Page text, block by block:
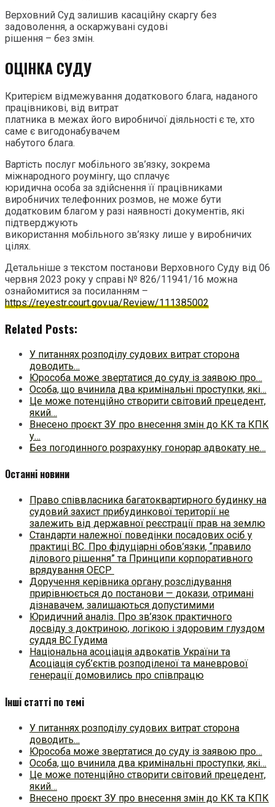
Верховний Суд залишив касаційну скаргу без
задоволення, а оскаржувані судові
рішення – без змін.
ОЦІНКА СУДУ
Критерієм відмежування додаткового блага, наданого
працівникові, від витрат
платника в межах його виробничої діяльності є те, хто
саме є вигодонабувачем
набутого блага.
Вартість послуг мобільного зв’язку, зокрема
міжнародного роумінгу, що сплачує
юридична особа за здійснення її працівниками
виробничих телефонних розмов, не може бути
додатковим благом у разі наявності документів, які
підтверджують
використання мобільного зв’язку лише у виробничих
цілях.
Детальніше з текстом постанови Верховного Суду від 06
червня 2023 року у справі № 826/11941/16 можна
ознайомитися за посиланням –
https://reyestr.court.gov.ua/Review/111385002
Related Posts:
У питаннях розподілу судових витрат сторона
доводить…
Юрособа може звертатися до суду із заявою про…
Особа, що вчинила два кримінальні проступки, які…
Це може потенційно створити світовий прецедент,
який…
Внесено проєкт ЗУ про внесення змін до КК та КПК
у…
Без погодинного розрахунку гонорар адвокату не…
Останні новини
Право співвласника багатоквартирного будинку на
судовий захист прибудинкової території не
залежить від державної реєстрації прав на землю
Стандарти належної поведінки посадових осіб у
практиці ВC. Про фідуціарні обов’язки, “правило
ділового рішення” та Принципи корпоративного
врядування ОЕСР
Доручення керівника органу розслідування
прирівнюється до постанови — докази, отримані
дізнавачем, залишаються допустимими
Юридичний аналіз. Про зв’язок практичного
досвіду з доктриною, логікою і здоровим глуздом
суддя ВС Гудима
Національна асоціація адвокатів України та
Асоціація суб’єктів розподіленої та маневрової
генерації домовились про співпрацю
Інші статті по темі
У питаннях розподілу судових витрат сторона
доводить…
Юрособа може звертатися до суду із заявою про…
Особа, що вчинила два кримінальні проступки, які…
Це може потенційно створити світовий прецедент,
який…
Внесено проєкт ЗУ про внесення змін до КК та КПК